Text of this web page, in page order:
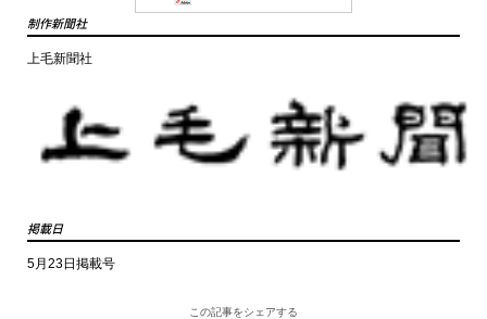
制作新聞社
上毛新聞社
掲載日
5月23日掲載号
この記事をシェアする